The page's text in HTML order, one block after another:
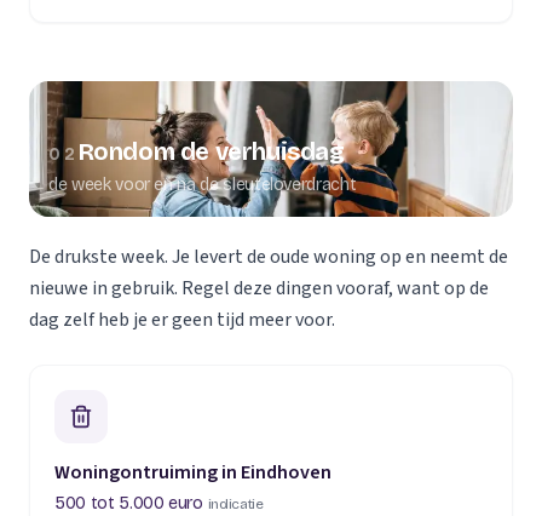
02 Rondom de verhuisdag
de week voor en na de sleuteloverdracht
De drukste week. Je levert de oude woning op en neemt de
nieuwe in gebruik. Regel deze dingen vooraf, want op de
dag zelf heb je er geen tijd meer voor.
Woningontruiming in Eindhoven
500 tot 5.000 euro indicatie